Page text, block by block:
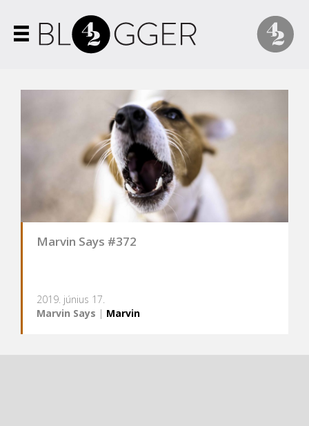
Marvin Says #372
2019. június 17.
Marvin Says | Marvin